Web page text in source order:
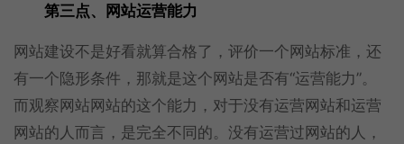
第三点、网站运营能力
网站建设不是好看就算合格了，评价一个网站标准，还
有一个隐形条件，那就是这个网站是否有“运营能力”。
而观察网站网站的这个能力，对于没有运营网站和运营
网站的人而言，是完全不同的。没有运营过网站的人，